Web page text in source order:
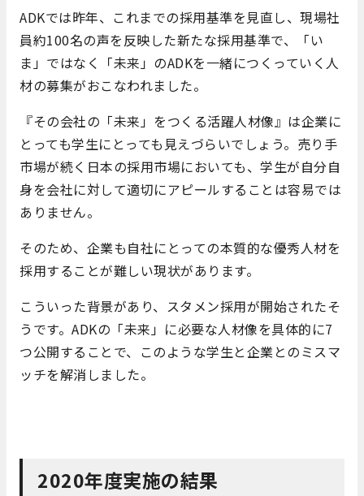
ADKでは昨年、これまでの採用基準を見直し、現場社
員約100名の声を反映した新たな採用基準で、「い
ま」ではなく「未来」のADKを一緒につくっていく人
材の募集がおこなわれました。
『その会社の「未来」をつくる活躍人材像』は企業に
とっても学生にとっても見えづらいでしょう。売り手
市場が続く日本の採用市場においても、学生が自分自
身を会社に対して適切にアピールすることは容易では
ありません。
そのため、企業も自社にとっての本質的な優秀人材を
採用することが難しい現状があります。
こういった背景があり、スタメン採用が開始されたそ
うです。ADKの「未来」に必要な人材像を具体的に7
つ公開することで、このような学生と企業とのミスマ
ッチを解消しました。
2020年度実施の結果